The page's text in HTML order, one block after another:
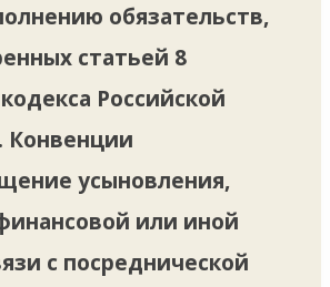
обязательств,
статьей 8
Российской
усыновления,
или иной
с посреднической